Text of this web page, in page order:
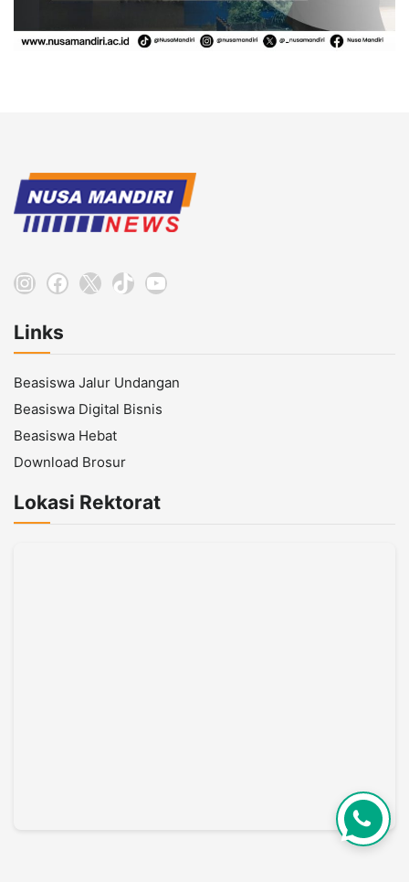
Instagram
Facebook
X TikTokYouTube
Links
Beasiswa Jalur Undangan
Beasiswa Digital Bisnis
Beasiswa Hebat
Download Brosur
Lokasi Rektorat